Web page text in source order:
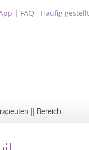
| FAQ - Häufig
|| Bereich